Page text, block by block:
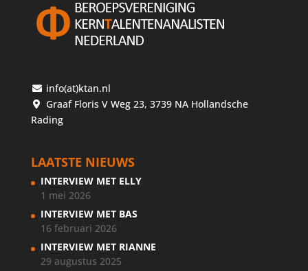
info(at)ktan.nl
Graaf Floris V Weg 23, 3739 NA Hollandsche
Rading
LAATSTE NIEUWS
INTERVIEW MET ELLY
1 mei 2026
INTERVIEW MET BAS
16 februari 2026
INTERVIEW MET RIANNE
29 augustus 2025